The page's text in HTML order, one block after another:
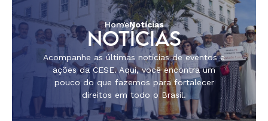
HomeNotícias
NOTÍCIAS
Acompanhe as últimas notícias de eventos e
ações da CESE. Aqui, você encontra um
pouco do que fazemos para fortalecer
direitos em todo o Brasil.